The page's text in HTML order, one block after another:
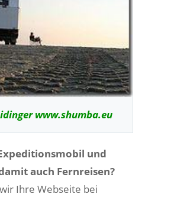
www.shumba.eu
und
auch Fernreisen?
Ihre Webseite bei